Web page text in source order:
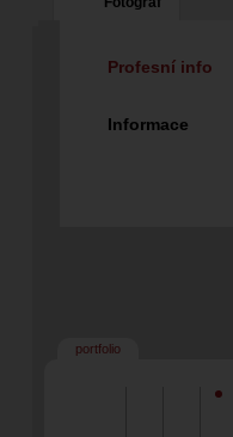
Profesní info
Informace
portfolio